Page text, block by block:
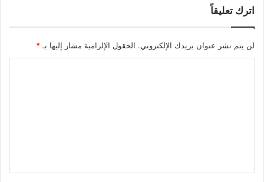
اترك تعليقاً
لن يتم نشر عنوان بريدك الإلكتروني. الحقول الإلزامية مشار إليها بـ *
ق